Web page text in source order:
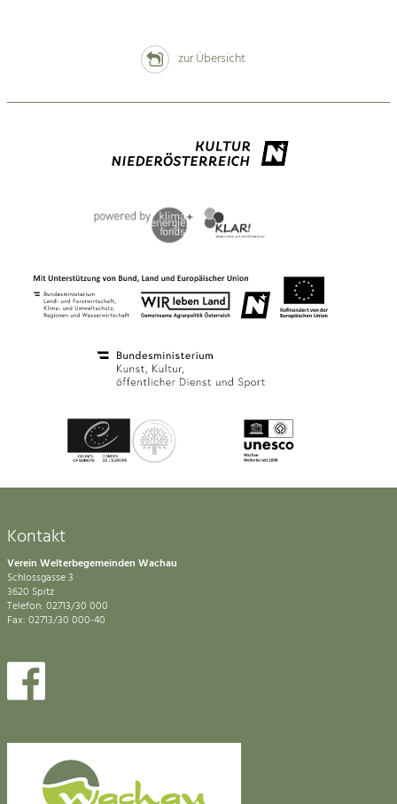
zur Übersicht
Kontakt
Verein Welterbegemeinden Wachau
Schlossgasse 3
3620 Spitz
Telefon: 02713/30 000
Fax: 02713/30 000-40